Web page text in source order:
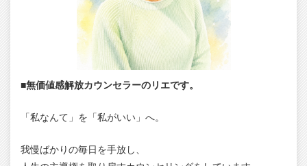
■無価値感解放カウンセラーのリエです。
「私なんて」を「私がいい」へ。
我慢ばかりの毎日を手放し、